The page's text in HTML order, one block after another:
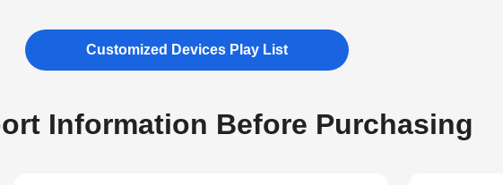
Customized Devices Play List
Information Before Purchasing